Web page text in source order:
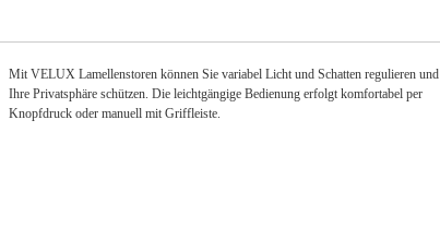
Mit VELUX Lamellenstoren können Sie variabel Licht und Schatten regulieren und
Ihre Privatsphäre schützen. Die leichtgängige Bedienung erfolgt komfortabel per
Knopfdruck oder manuell mit Griffleiste.